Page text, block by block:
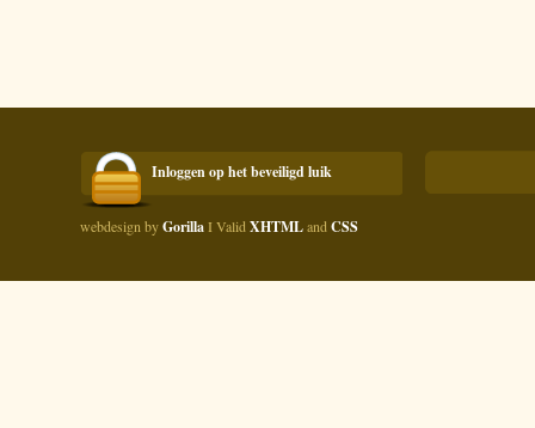
Inloggen op het beveiligd luik
webdesign byGorillaΙ Valid XHTMLand CSS